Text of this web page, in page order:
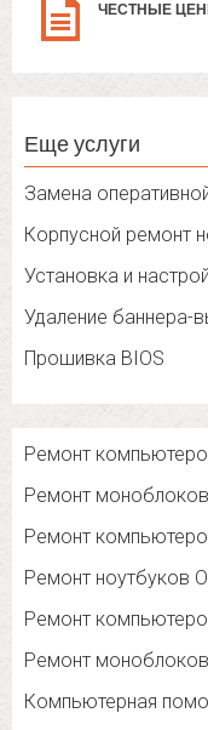
ЧЕСТНЫЕ
Еще услуги
Замена
Корпусной ремонт
Установка и
Удаление баннера-
Прошивка BIOS
Ремонт
Ремонт
Ремонт
Ремонт ноутбуков
Ремонт
Ремонт
Компьютерная